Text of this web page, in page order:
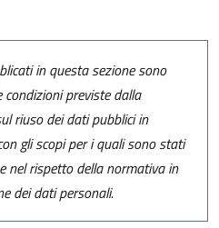
in questa sezione sono
previste dalla
riuso dei dati pubblici in
gli scopi per i quali sono stati
nel rispetto della normativa in
dei dati personali.